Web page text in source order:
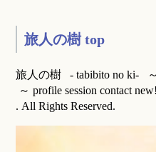
旅人の樹 top
旅人の樹 - tabibito no ki- ～
～ profile session contact
. All Rights Reserved.